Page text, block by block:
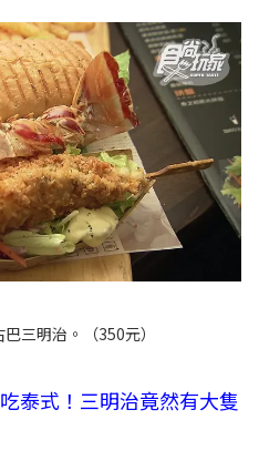
三明治。（350元）
泰式！三明治竟然有大隻